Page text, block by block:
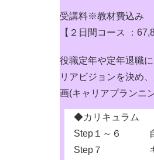
受講料※教材費込み
【２日間コース ：
役職定年や定年退職
リアビジョンを決め
画(キャリアプランニ
◆カリキュラム
Step１～６ 自
Step７ キャリ